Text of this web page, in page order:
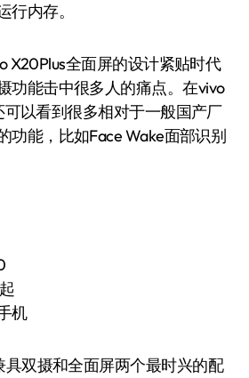
行内存。
全面屏的设计紧贴时代
功能击中很多人的痛点。在vivo
以看到很多相对于一般国产厂
功能，比如Face Wake面部识别
机
双摄和全面屏两个最时兴的配